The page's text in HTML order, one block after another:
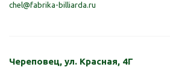
chel@fabrika-billiarda.ru
Череповец, ул. Красная, 4Г